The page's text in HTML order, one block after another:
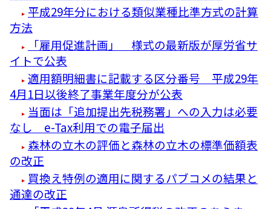
平成29年分における類似業種比準方式の計算
方法
「雇用促進計画」 様式の最新版が厚労省サ
イトで公表
適用額明細書に記載する区分番号 平成29年
4月1日以後終了事業年度分が公表
当面は「追加提出先税務署」への入力は必要
なし e-Tax利用での電子届出
森林の立木の評価と森林の立木の標準価額表
の改正
買換え特例の適用に関するパブコメの結果と
通達の改正